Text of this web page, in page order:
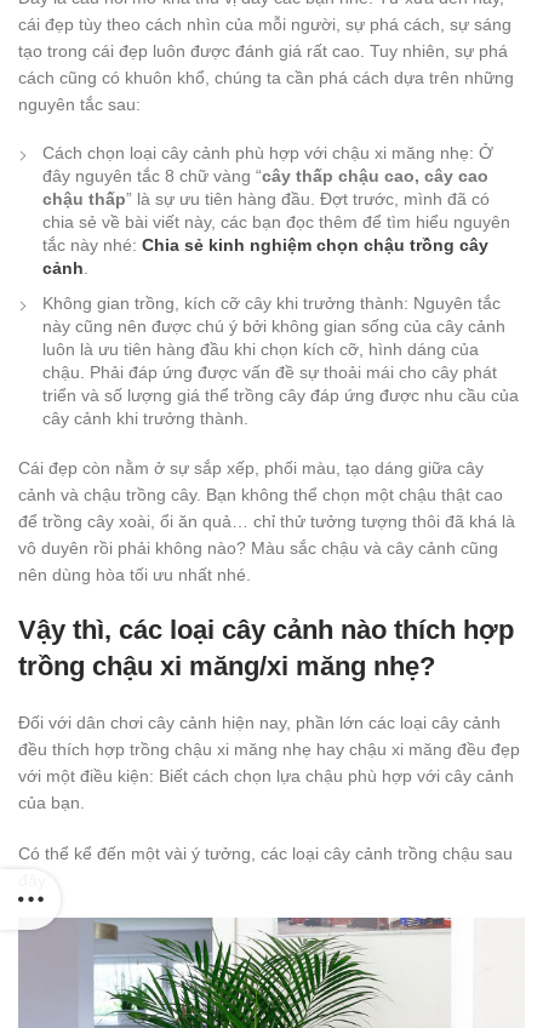
cái đẹp tùy theo cách nhìn của mỗi người, sự phá cách, sự sáng
tạo trong cái đẹp luôn được đánh giá rất cao. Tuy nhiên, sự phá
cách cũng có khuôn khổ, chúng ta cần phá cách dựa trên những
nguyên tắc sau:
Cách chọn loại cây cảnh phù hợp với chậu xi măng nhẹ: Ở
đây nguyên tắc 8 chữ vàng “cây thấp chậu cao, cây cao
chậu thấp” là sự ưu tiên hàng đầu. Đợt trước, mình đã có
chia sẻ về bài viết này, các bạn đọc thêm để tìm hiểu nguyên
tắc này nhé: Chia sẻ kinh nghiệm chọn chậu trồng cây
cảnh
Không gian trồng, kích cỡ cây khi trưởng thành: Nguyên tắc
này cũng nên được chú ý bởi không gian sống của cây cảnh
luôn là ưu tiên hàng đầu khi chọn kích cỡ, hình dáng của
chậu. Phải đáp ứng được vấn đề sự thoải mái cho cây phát
triển và số lượng giá thể trồng cây đáp ứng được nhu cầu của
cây cảnh khi trưởng thành.
Cái đẹp còn nằm ở sự sắp xếp, phối màu, tạo dáng giữa cây
cảnh và chậu trồng cây. Bạn không thể chọn một chậu thật cao
để trồng cây xoài, ổi ăn quả… chỉ thử tưởng tượng thôi đã khá là
vô duyên rồi phải không nào? Màu sắc chậu và cây cảnh cũng
nên dùng hòa tối ưu nhất nhé.
Vậy thì, các loại cây cảnh nào thích hợp
trồng chậu xi măng/xi măng nhẹ?
Đối với dân chơi cây cảnh hiện nay, phần lớn các loại cây cảnh
đều thích hợp trồng chậu xi măng nhẹ hay chậu xi măng đều đẹp
với một điều kiện: Biết cách chọn lựa chậu phù hợp với cây cảnh
của bạn.
Có thể kể đến một vài ý tưởng, các loại cây cảnh trồng chậu sau